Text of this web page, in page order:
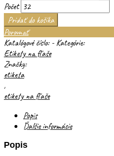
Počet
Pridať do košíka
Porovnať
Katalógové číslo: - Kategórie:
Etikety na fľaše
Značky:
etiketa
,
etikety na fľaše
Popis
Ďalšie informácie
Popis